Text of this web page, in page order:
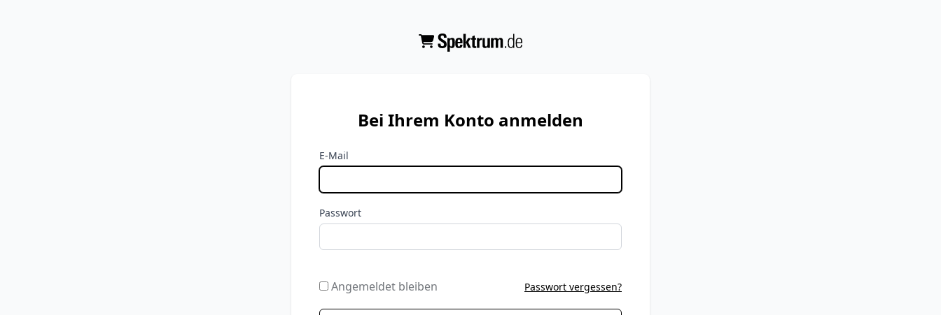
Bei Ihrem Konto anmelden
E-Mail
Passwort
Angemeldet bleiben Passwort vergessen?